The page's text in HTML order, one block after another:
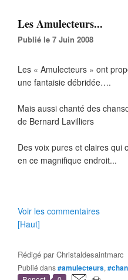
Les Amulecteurs...
Publié le 7 Juin 2008
Les « Amulecteurs » ont
une fantaisie débridée….
Mais aussi chanté des
de Bernard Lavilliers
Des voix pures et claires qui
en ce magnifique endroit...
Voir les commentaires
[Haut]
Rédigé parChristaldesaintmarc
Publié dans#amulecteurs,